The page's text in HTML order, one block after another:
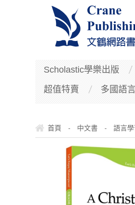
Scholastic學樂出版
超值特賣
多國語言
首頁 - 中文書 - 語言